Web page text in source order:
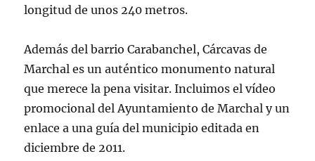
longitud de unos 240 metros.
Además del barrio Carabanchel, Cárcavas de
Marchal es un auténtico monumento natural
que merece la pena visitar. Incluimos el vídeo
promocional del Ayuntamiento de Marchal y un
enlace a una guía del municipio editada en
diciembre de 2011.